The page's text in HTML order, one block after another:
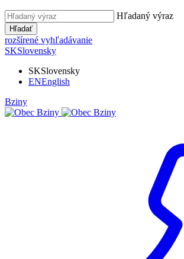
Hľadaný výraz
Hľadať
rozšírené vyhľadávanie
SKSlovensky
SKSlovensky
ENEnglish
Bziny